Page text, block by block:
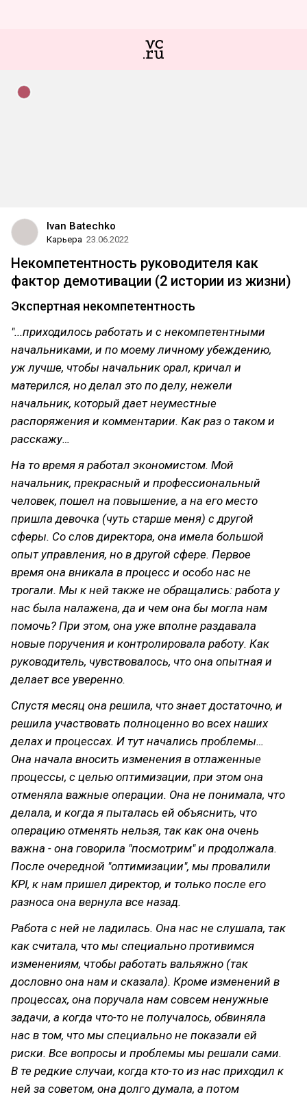
Ivan Batechko
Карьера 23.06.2022
Некомпетентность руководителя как
фактор демотивации (2 истории из жизни)
Экспертная некомпетентность
"...приходилось работать и с некомпетентными
начальниками, и по моему личному убеждению,
уж лучше, чтобы начальник орал, кричал и
матерился, но делал это по делу, нежели
начальник, который дает неуместные
распоряжения и комментарии. Как раз о таком и
расскажу…
На то время я работал экономистом. Мой
начальник, прекрасный и профессиональный
человек, пошел на повышение, а на его место
пришла девочка (чуть старше меня) с другой
сферы. Со слов директора, она имела большой
опыт управления, но в другой сфере. Первое
время она вникала в процесс и особо нас не
трогали. Мы к ней также не обращались: работа у
нас была налажена, да и чем она бы могла нам
помочь? При этом, она уже вполне раздавала
новые поручения и контролировала работу. Как
руководитель, чувствовалось, что она опытная и
делает все уверенно.
Спустя месяц она решила, что знает достаточно, и
решила участвовать полноценно во всех наших
делах и процессах. И тут начались проблемы…
Она начала вносить изменения в отлаженные
процессы, с целью оптимизации, при этом она
отменяла важные операции. Она не понимала, что
делала, и когда я пыталась ей объяснить, что
операцию отменять нельзя, так как она очень
важна - она говорила "посмотрим" и продолжала.
После очередной "оптимизации", мы провалили
KPI, к нам пришел директор, и только после его
разноса она вернула все назад.
Работа с ней не ладилась. Она нас не слушала, так
как считала, что мы специально противимся
изменениям, чтобы работать вальяжно (так
дословно она нам и сказала). Кроме изменений в
процессах, она поручала нам совсем ненужные
задачи, а когда что-то не получалось, обвиняла
нас в том, что мы специально не показали ей
риски. Все вопросы и проблемы мы решали сами.
В те редкие случаи, когда кто-то из нас приходил к
ней за советом, она долго думала, а потом